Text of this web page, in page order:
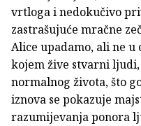
vrtloga i nedokučivo
zastrašujuće mračne
Alice upadamo, ali ne u
kojem žive stvarni
normalnog života, što
iznova se pokazuje
razumijevanja ponora